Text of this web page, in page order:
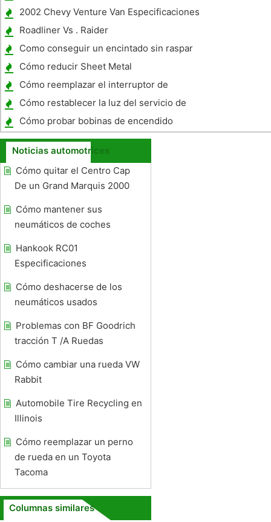
2002 Chevy Venture Van Especificaciones
Roadliner Vs . Raider
Como conseguir un encintado sin raspar
Cómo reducir Sheet Metal
Cómo reemplazar el interruptor de
encendido en una Chevrolet Blazer
Cómo restablecer la luz del servicio de
mantenimiento en un Honda Accord 95
Cómo probar bobinas de encendido
Noticias automotrices
Cómo quitar el Centro Cap
De un Grand Marquis 2000
Cómo mantener sus
neumáticos de coches
Hankook RC01
Especificaciones
Cómo deshacerse de los
neumáticos usados ​​
Problemas con BF Goodrich
tracción T /A Ruedas
Cómo cambiar una rueda VW
Rabbit
Automobile Tire Recycling en
Illinois
Cómo reemplazar un perno
de rueda en un Toyota
Tacoma
Columnas similares